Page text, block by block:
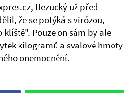
Hezucký už před
že se potýká s virózou,
klíště". Pouze on sám by ale
kilogramů a svalové hmoty
onemocnění.